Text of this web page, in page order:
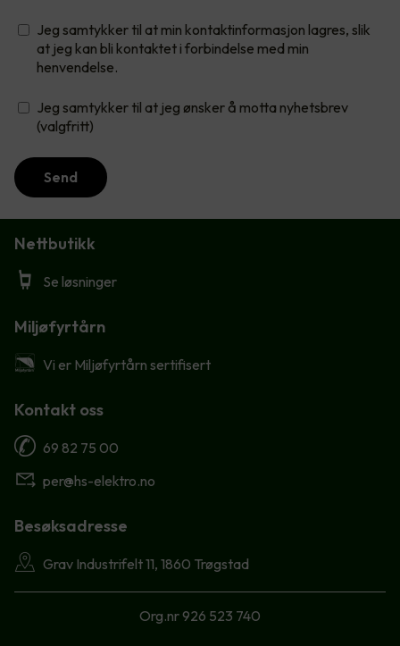
Jeg samtykker til at min kontaktinformasjon lagres, slik
at jeg kan bli kontaktet i forbindelse med min
henvendelse.
Jeg samtykker til at jeg ønsker å motta nyhetsbrev
(valgfritt)
Send
Nettbutikk
Se løsninger
Miljøfyrtårn
Vi er Miljøfyrtårn sertifisert
Kontakt oss
69 82 75 00
per@hs-elektro.no
Besøksadresse
Grav Industrifelt 11, 1860 Trøgstad
Org.nr 926 523 740